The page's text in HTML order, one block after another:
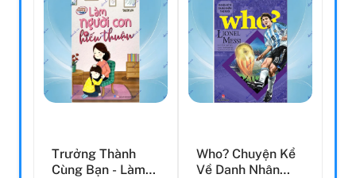
Trưởng Thành
Cùng Bạn - Làm
Who? Chuyện Kể
Về Danh Nhân